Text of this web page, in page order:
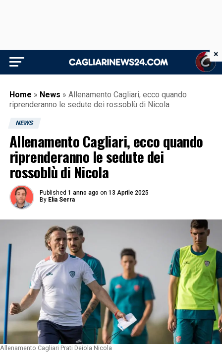
Home » News » Allenamento Cagliari, ecco quando
riprenderanno le sedute dei rossoblù di Nicola
NEWS
Allenamento Cagliari, ecco quando
riprenderanno le sedute dei
rossoblù di Nicola
Published 1 anno ago on 13 Aprile 2025
By Elia Serra
Allenamento Cagliari Prati Deiola Nicola
×